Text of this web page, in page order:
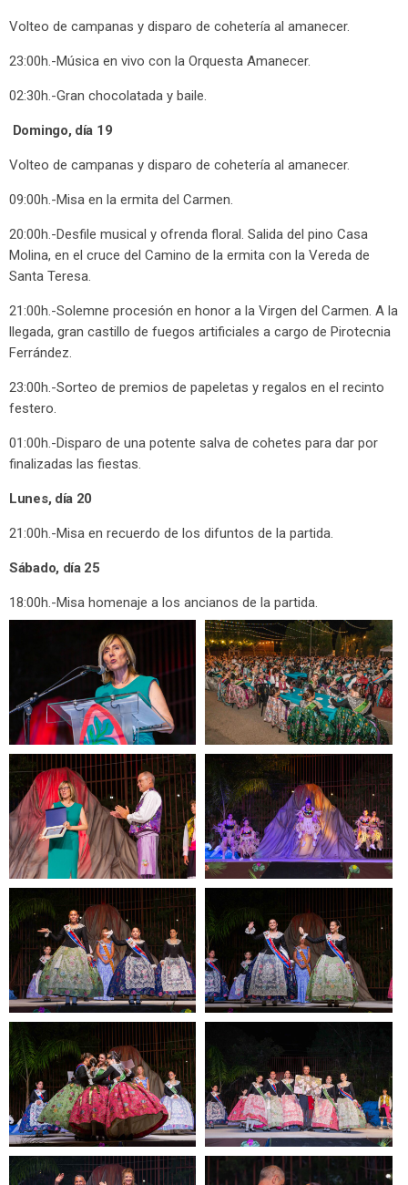
Volteo de campanas y disparo de cohetería al amanecer.
23:00h.-Música en vivo con la Orquesta Amanecer.
02:30h.-Gran chocolatada y baile.
Domingo, día 19
Volteo de campanas y disparo de cohetería al amanecer.
09:00h.-Misa en la ermita del Carmen.
20:00h.-Desfile musical y ofrenda floral. Salida del pino Casa
Molina, en el cruce del Camino de la ermita con la Vereda de
Santa Teresa.
21:00h.-Solemne procesión en honor a la Virgen del Carmen. A la
llegada, gran castillo de fuegos artificiales a cargo de Pirotecnia
Ferrández.
23:00h.-Sorteo de premios de papeletas y regalos en el recinto
festero.
01:00h.-Disparo de una potente salva de cohetes para dar por
finalizadas las fiestas.
Lunes, día 20
21:00h.-Misa en recuerdo de los difuntos de la partida.
Sábado, día 25
18:00h.-Misa homenaje a los ancianos de la partida.